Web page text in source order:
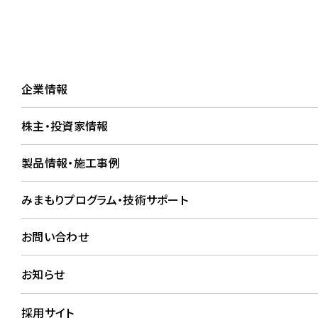
企業情報
株主・投資家情報
製品情報・施工事例
みまもりプログラム・技術サポート
お問い合わせ
お知らせ
採用サイト
施工事例詳細
WORKS